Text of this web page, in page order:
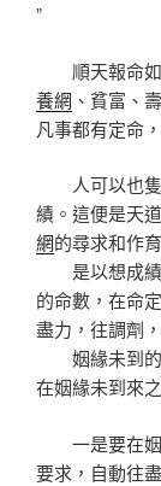
”
順天報命如
養網 、貧富、
凡事都有定命
人可以也隻
績。這便是天
網的尋求和作
是以想成績
的命數，在命
盡力，往調劑
姻緣未到的
在姻緣未到來
一是要在姻
要求，自動往